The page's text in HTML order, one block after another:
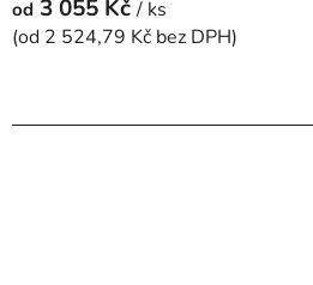
od 3 055 Kč / ks
(od 2 524,79 Kč bez DPH)